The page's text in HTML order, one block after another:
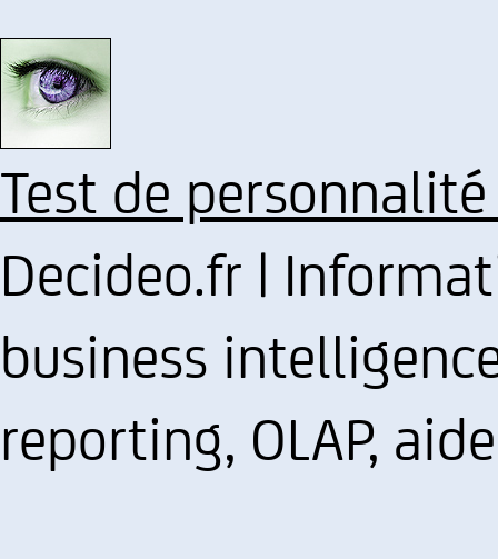
Test de
Decideo.fr |
business
reporting, OLAP,